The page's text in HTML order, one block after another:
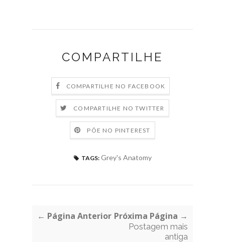
COMPARTILHE
COMPARTILHE NO FACEBOOK
COMPARTILHE NO TWITTER
PÕE NO PINTEREST
TAGS: Grey's Anatomy
← Página Anterior Próxima Página →
Postagem mais
antiga